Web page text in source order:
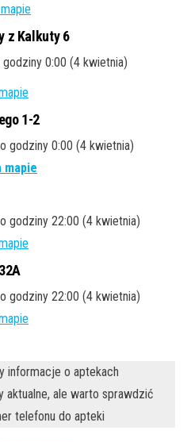
z Kalkuty 6
0:00 (4 kwietnia)
1-2
godziny 0:00 (4 kwietnia)
mapie
godziny 22:00 (4 kwietnia)
godziny 22:00 (4 kwietnia)
informacje o aptekach
aktualne, ale warto sprawdzić
telefonu do apteki